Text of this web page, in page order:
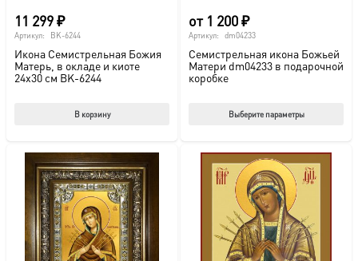
11 299₽
Артикул: BK-6244
Икона Семистрельная Божия
Матерь, в окладе и киоте
24х30 см BK-6244
В корзину
от 1 200₽
Артикул: dm04233
Семистрельная икона Божьей
Матери dm04233 в подарочной
коробке
Выберите параметры